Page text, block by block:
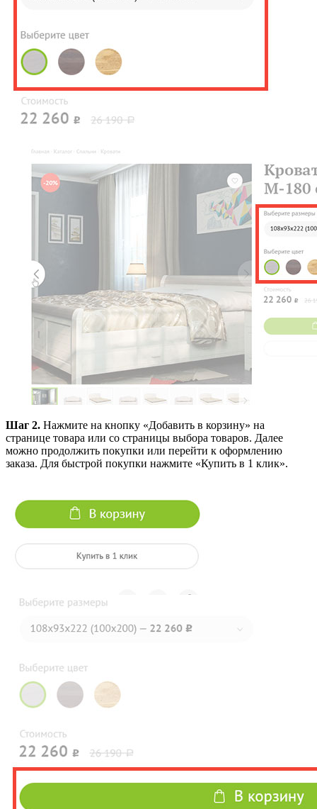
Шаг 2. Нажмите на кнопку «Добавить в корзину» на
странице товара или со страницы выбора товаров. Далее
можно продолжить покупки или перейти к оформлению
заказа. Для быстрой покупки нажмите «Купить в 1 клик».